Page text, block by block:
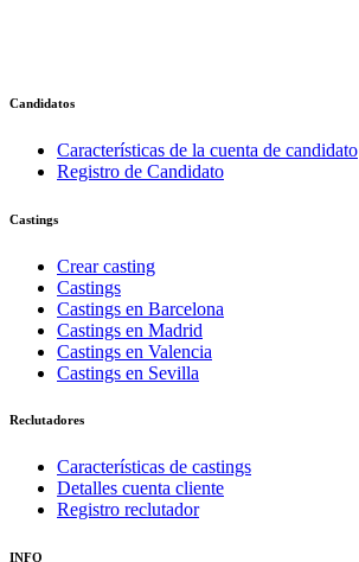
Candidatos
Características de la cuenta de candidato
Registro de Candidato
Castings
Crear casting
Castings
Castings en Barcelona
Castings en Madrid
Castings en Valencia
Castings en Sevilla
Reclutadores
Características de castings
Detalles cuenta cliente
Registro reclutador
INFO